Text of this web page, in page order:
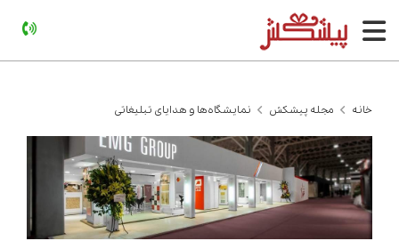
خانه مجله پیشکش نمایشگاه‌ها و هدایای تبلیغاتی